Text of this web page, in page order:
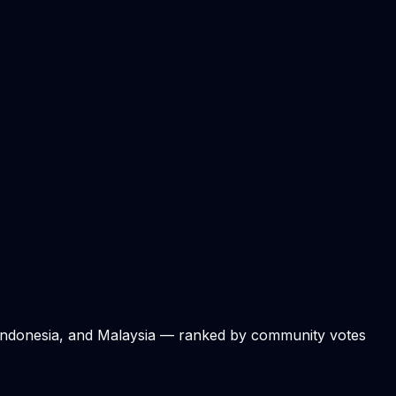
and Malaysia — ranked by community votes